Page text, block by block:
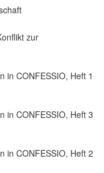
zur
in CONFESSIO, Heft 1
in CONFESSIO, Heft 3
in CONFESSIO, Heft 2